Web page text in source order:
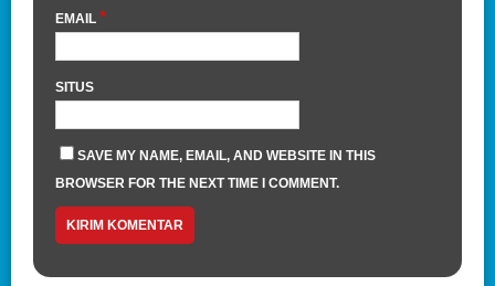
EMAIL *
SITUS
SAVE MY NAME, EMAIL, AND WEBSITE IN THIS
BROWSER FOR THE NEXT TIME I COMMENT.